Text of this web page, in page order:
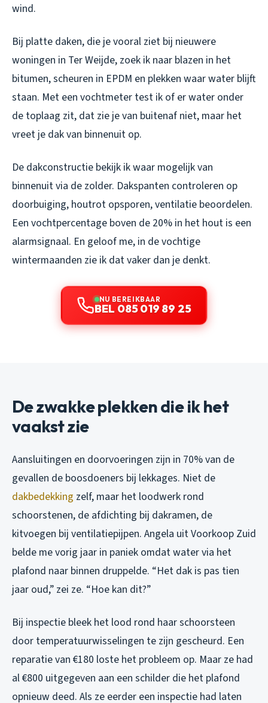
wind.
Bij platte daken, die je vooral ziet bij nieuwere
woningen in Ter Weijde, zoek ik naar blazen in het
bitumen, scheuren in EPDM en plekken waar water blijft
staan. Met een vochtmeter test ik of er water onder
de toplaag zit, dat zie je van buitenaf niet, maar het
vreet je dak van binnenuit op.
De dakconstructie bekijk ik waar mogelijk van
binnenuit via de zolder. Dakspanten controleren op
doorbuiging, houtrot opsporen, ventilatie beoordelen.
Een vochtpercentage boven de 20% in het hout is een
alarmsignaal. En geloof me, in de vochtige
wintermaanden zie ik dat vaker dan je denkt.
NU BEREIKBAAR
BEL 085 019 89 25
De zwakke plekken die ik het
vaakst zie
Aansluitingen en doorvoeringen zijn in 70% van de
gevallen de boosdoeners bij lekkages. Niet de
dakbedekking zelf, maar het loodwerk rond
schoorstenen, de afdichting bij dakramen, de
kitvoegen bij ventilatiepijpen. Angela uit Voorkoop Zuid
belde me vorig jaar in paniek omdat water via het
plafond naar binnen druppelde. “Het dak is pas tien
jaar oud,” zei ze. “Hoe kan dit?”
Bij inspectie bleek het lood rond haar schoorsteen
door temperatuurwisselingen te zijn gescheurd. Een
reparatie van €180 loste het probleem op. Maar ze had
al €800 uitgegeven aan een schilder die het plafond
opnieuw deed. Als ze eerder een inspectie had laten